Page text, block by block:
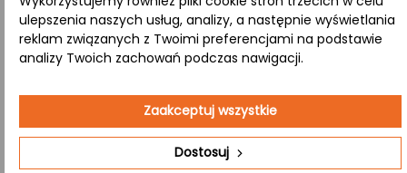
Zastosowanie:
– Drewniana powierzchnia odporna na
wodę, nadająca wnętrzu ciepła i stylu. Blat
olejowany skutecznie zabezpiecza drewno przed
ulepszenia naszych usług, analizy, a następnie wyświetlania
reklam związanych z Twoimi preferencjami na podstawie
analizy Twoich zachowań podczas nawigacji.
Dostosuj
Zaakceptuj wszystkie